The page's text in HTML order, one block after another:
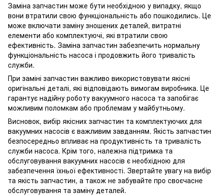
Заміна запчастин може бути необхідною у випадку, якщо
вони втратили свою функціональність або пошкодились. Це
може включати заміну зношених деталей, витратні
елементи або комплектуючі, які втратили свою
ефективність. Заміна запчастин забезпечить нормальну
функціональність насоса і продовжить його тривалість
служби.
При заміні запчастин важливо використовувати якісні
оригінальні деталі, які відповідають вимогам виробника. Це
гарантує надійну роботу вакуумного насоса та запобігає
можливим поломкам або проблемам у майбутньому.
Висновок, вибір якісних запчастин та комплектуючих для
вакуумних насосів є важливим завданням. Якість запчастин
безпосередньо впливає на продуктивність та тривалість
служби насоса. Крім того, належна підтримка та
обслуговування вакуумних насосів є необхідною для
забезпечення їхньої ефективності. Звертайте увагу на вибір
та якість запчастин, а також не забувайте про своєчасне
обслуговування та заміну деталей.